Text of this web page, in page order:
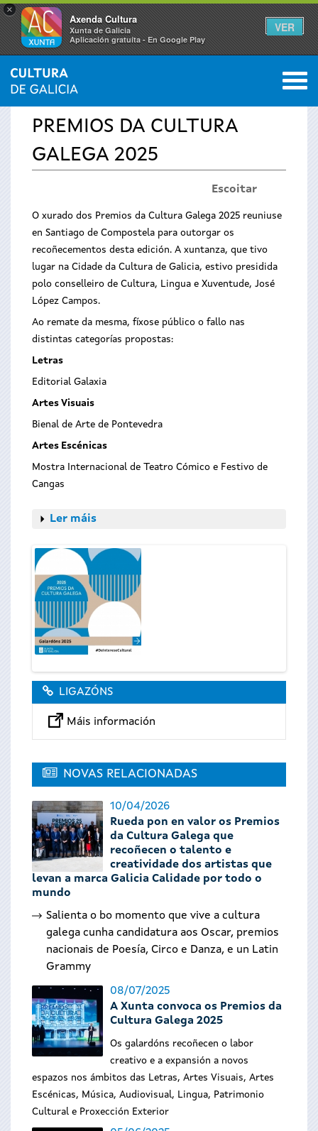
×
Axenda Cultura
Xunta de Galicia
Aplicación gratuíta - En Google Play
VER
Vostede
aquí
INICIO › TEMAS 0
PREMIOS DA CULTURA
GALEGA 2025
Escoitar
O xurado dos Premios da Cultura Galega 2025 reuniuse
en Santiago de Compostela para outorgar os
recoñecementos desta edición. A xuntanza, que tivo
lugar na Cidade da Cultura de Galicia, estivo presidida
polo conselleiro de Cultura, Lingua e Xuventude, José
López Campos.
Ao remate da mesma, fíxose público o fallo nas
distintas categorías propostas:
Letras
Editorial Galaxia
Artes Visuais
Bienal de Arte de Pontevedra
Artes Escénicas
Mostra Internacional de Teatro Cómico e Festivo de
Cangas
Ler máis
LIGAZÓNS
Máis información
NOVAS RELACIONADAS
10/04/2026
Rueda pon en valor os Premios
da Cultura Galega que
recoñecen o talento e
creatividade dos artistas que
levan a marca Galicia Calidade por todo o
mundo
Salienta o bo momento que vive a cultura
galega cunha candidatura aos Oscar, premios
nacionais de Poesía, Circo e Danza, e un Latin
Grammy
08/07/2025
A Xunta convoca os Premios da
Cultura Galega 2025
Os galardóns recoñecen o labor
creativo e a expansión a novos
espazos nos ámbitos das Letras, Artes Visuais, Artes
Escénicas, Música, Audiovisual, Lingua, Patrimonio
Cultural e Proxección Exterior